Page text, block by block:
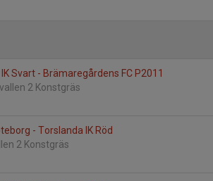
Svart - Brämaregårdens FC P2011
2 Konstgräs
- Torslanda IK Röd
2 Konstgräs